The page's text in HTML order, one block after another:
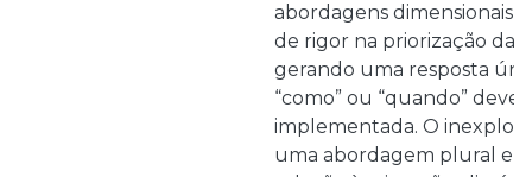
abordagens dimensionais,
de rigor na priorização das
gerando uma resposta
“como” ou “quando”
implementada. O
uma abordagem plural e